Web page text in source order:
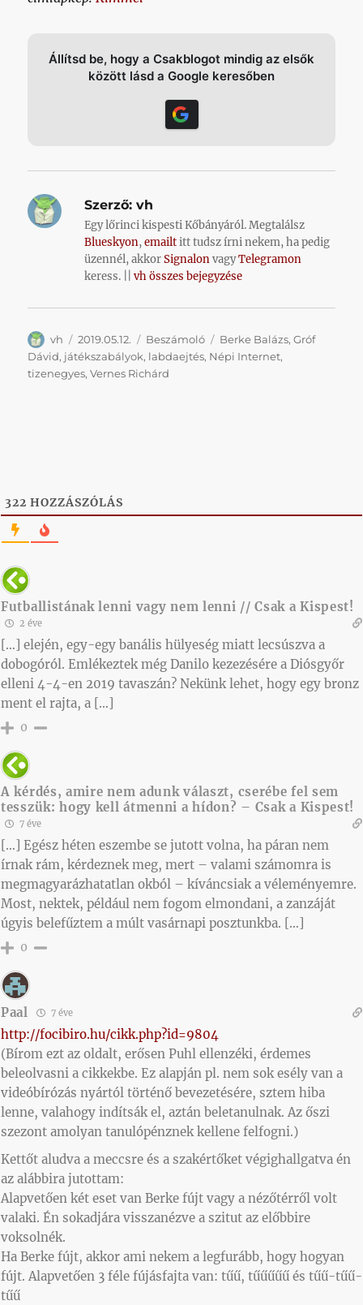
Állítsd be, hogy a Csakblogot mindig az elsők
között lásd a Google keresőben
Szerző: vh
Egy lőrinci kispesti Kőbányáról. Megtalálsz
Blueskyon,emailtitt tudsz írni nekem, ha pedig
üzennél, akkorSignalonvagyTelegramon
keress. ||vh összes bejegyzése
Szerző
vh Közzétéve
2019.05.12. Kategória
Beszámoló Címke
Berke Balázs,Gróf
Dávid, játékszabályok, labdaejtés, Népi Internet,
tizenegyes,Vernes Richárd
322 HOZZÁSZÓLÁS
Futballistának lenni vagy nem lenni // Csak a Kispest!
2 éve
[…] elején, egy-egy banális hülyeség miatt lecsúszva a
dobogóról. Emlékeztek még Danilo kezezésére a Diósgyőr
elleni 4-4-en 2019 tavaszán? Nekünk lehet, hogy egy bronz
ment el rajta, a […]
0
A kérdés, amire nem adunk választ, cserébe fel sem
tesszük: hogy kell átmenni a hídon? – Csak a Kispest!
7 éve
[…] Egész héten eszembe se jutott volna, ha páran nem
írnak rám, kérdeznek meg, mert – valami számomra is
megmagyarázhatatlan okból – kíváncsiak a véleményemre.
Most, nektek, például nem fogom elmondani, a zanzáját
úgyis belefűztem a múlt vasárnapi posztunkba. […]
0
Paal 7 éve
http://focibiro.hu/cikk.php?id=9804
(Bírom ezt az oldalt, erősen Puhl ellenzéki, érdemes
beleolvasni a cikkekbe. Ez alapján pl. nem sok esély van a
videóbírózás nyártól történő bevezetésére, sztem hiba
lenne, valahogy indítsák el, aztán beletanulnak. Az őszi
szezont amolyan tanulópénznek kellene felfogni.)
Kettőt aludva a meccsre és a szakértőket végighallgatva én
az alábbira jutottam:
Alapvetően két eset van Berke fújt vagy a nézőtérről volt
valaki. Én sokadjára visszanézve a szitut az előbbire
voksolnék.
Ha Berke fújt, akkor ami nekem a legfurább, hogy hogyan
fújt. Alapvetően 3 féle fújásfajta van: tűű, tűűűűű és tűű-tűű-
tűű